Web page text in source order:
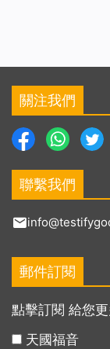
嚴刑逼供、折
等，對神選民
被殘害致死，
鎮基督徒謝永
晨被當地派出
家人在火葬場
（男，42歲）
被中共警察抓
縣清河區基督
任全能神教會
關注我們
聯繫我們
郵件訂閱
點擊訂閱 給您
天國福音